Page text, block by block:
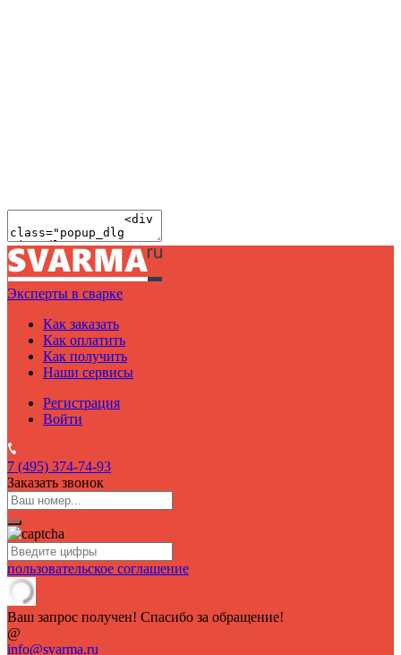
Эксперты в сварке
Как заказать
Как оплатить
Как получить
Наши сервисы
Регистрация
Войти
7 (495) 374-74-93
Заказать звонок
пользовательское соглашение
Ваш запрос получен! Спасибо за обращение!
@
info@svarma.ru